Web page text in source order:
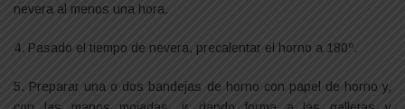
nevera al menos una hora.
4. Pasado el tiempo de nevera, precalentar el horno a 180º.
5. Preparar una o dos bandejas de horno con papel de horno y,